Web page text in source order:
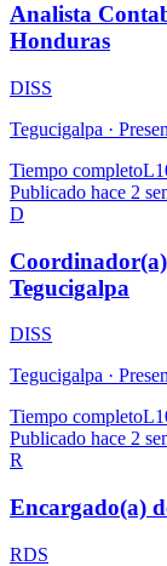
Analista
Honduras
DISS
Tegucigalpa ·
Tiempo completo
Publicado hace 2
D
Tegucigalpa
DISS
Tegucigalpa ·
Tiempo completo
Publicado hace 2
R
Encargado(a)
RDS